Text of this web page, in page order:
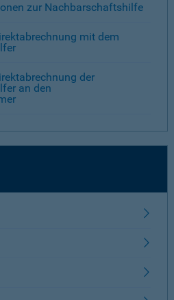
zur Nachbarschaftshilfe
mit dem
der
an den